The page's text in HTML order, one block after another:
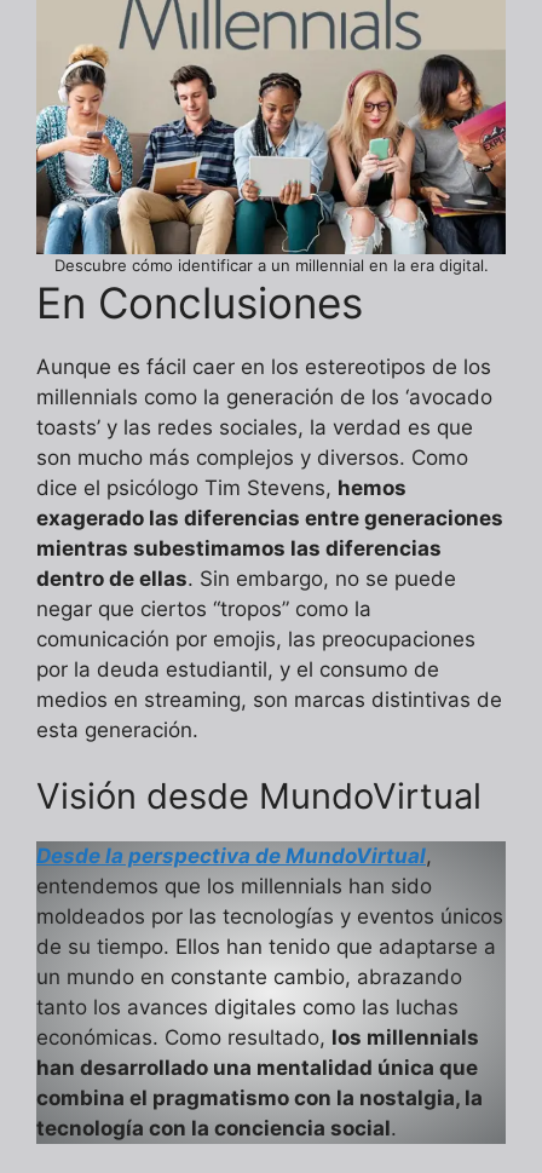
Descubre cómo identificar a un millennial en la era digital.
En Conclusiones
Aunque es fácil caer en los estereotipos de los
millennials como la generación de los ‘avocado
toasts’ y las redes sociales, la verdad es que
son mucho más complejos y diversos. Como
dice el psicólogo Tim Stevens, hemos
exagerado las diferencias entre generaciones
mientras subestimamos las diferencias
dentro de ellas. Sin embargo, no se puede
negar que ciertos “tropos” como la
comunicación por emojis, las preocupaciones
por la deuda estudiantil, y el consumo de
medios en streaming, son marcas distintivas de
esta generación.
Visión desde MundoVirtual
Desde la perspectiva de MundoVirtual,
entendemos que los millennials han sido
moldeados por las tecnologías y eventos únicos
de su tiempo. Ellos han tenido que adaptarse a
un mundo en constante cambio, abrazando
tanto los avances digitales como las luchas
económicas. Como resultado, los millennials
han desarrollado una mentalidad única que
combina el pragmatismo con la nostalgia, la
tecnología con la conciencia social.